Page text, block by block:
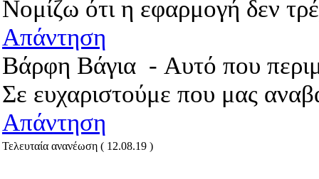
Νομίζω ότι η εφαρμογή δεν
Απάντηση
Βάρφη Βάγια - Αυτό που
Σε ευχαριστούμε που μας
Απάντηση
Τελευταία ανανέωση ( 12.08.19 )